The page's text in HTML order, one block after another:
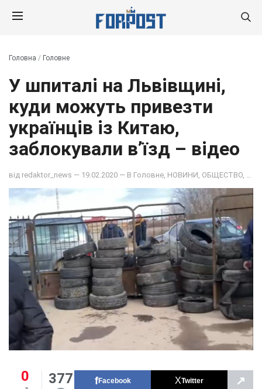
Головна / Головне
У шпиталі на Львівщині,
куди можуть привезти
українців із Китаю,
заблокували в’їзд – відео
від redaktor_news — 19.02.2020 — В Головне НОВИНИ ОБЩЕСТВО
0 377 Facebook Twitter ↗